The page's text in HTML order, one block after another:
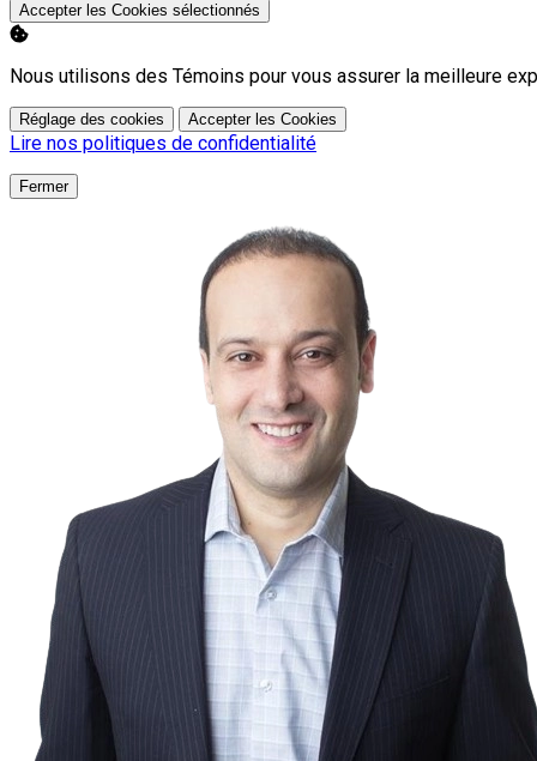
Accepter les Cookies sélectionnés
Nous utilisons des Témoins pour vous assurer la meilleure
Réglage des cookies Accepter les Cookies
Lire nos politiques de confidentialité
Fermer